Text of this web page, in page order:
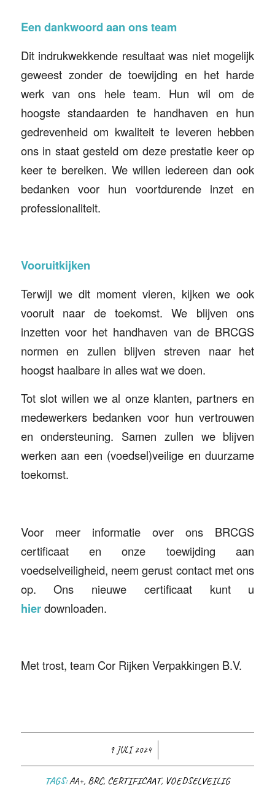
Een dankwoord aan ons team
Dit indrukwekkende resultaat was niet mogelijk
geweest zonder de toewijding en het harde
werk van ons hele team. Hun wil om de
hoogste standaarden te handhaven en hun
gedrevenheid om kwaliteit te leveren hebben
ons in staat gesteld om deze prestatie keer op
keer te bereiken. We willen iedereen dan ook
bedanken voor hun voortdurende inzet en
professionaliteit.
Vooruitkijken
Terwijl we dit moment vieren, kijken we ook
vooruit naar de toekomst. We blijven ons
inzetten voor het handhaven van de BRCGS
normen en zullen blijven streven naar het
hoogst haalbare in alles wat we doen.
Tot slot willen we al onze klanten, partners en
medewerkers bedanken voor hun vertrouwen
en ondersteuning. Samen zullen we blijven
werken aan een (voedsel)veilige en duurzame
toekomst.
Voor meer informatie over ons BRCGS
certificaat en onze toewijding aan
voedselveiligheid, neem gerust contact met ons
op. Ons nieuwe certificaat kunt u
hierdownloaden.
Met trost, team Cor Rijken Verpakkingen B.V.
9 JULI 2024
/
TAGS:AA+, BRC, CERTIFICAAT, VOEDSELVEILIG